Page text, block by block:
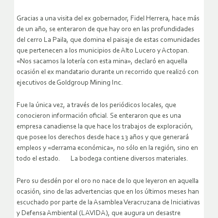
Gracias a una visita del ex gobernador, Fidel Herrera, hace más
de un año, se enteraron de que hay oro en las profundidades
del cerro La Paila, que domina el paisaje de estas comunidades
que pertenecen a los municipios de Alto Lucero y Actopan.
«Nos sacamos la lotería con esta mina», declaró en aquella
ocasión el ex mandatario durante un recorrido que realizó con
ejecutivos de Goldgroup Mining Inc.
Fue la única vez, a través de los periódicos locales, que
conocieron información oficial. Se enteraron que es una
empresa canadiense la que hace los trabajos de exploración,
que posee los derechos desde hace 13 años y que generará
empleos y «derrama económica», no sólo en la región, sino en
todo el estado. La bodega contiene diversos materiales.
Pero su desdén por el oro no nace de lo que leyeron en aquella
ocasión, sino de las advertencias que en los últimos meses han
escuchado por parte de la Asamblea Veracruzana de Iniciativas
y Defensa Ambiental (LAVIDA), que augura un desastre